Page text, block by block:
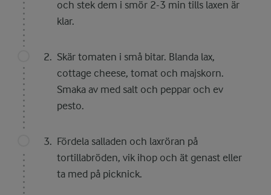
och stek dem i smör 2-3 min tills laxen är
klar.
Skär tomaten i små bitar. Blanda lax,
cottage cheese, tomat och majskorn.
Smaka av med salt och peppar och ev
pesto.
Fördela salladen och laxröran på
tortillabröden, vik ihop och ät genast eller
ta med på picknick.